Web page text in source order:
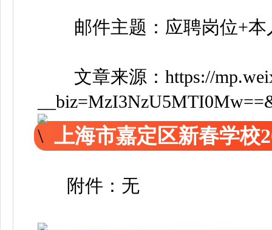
邮件主题：应聘岗位+本
文章来源： https://
上海市嘉定区新春学校
附件：无